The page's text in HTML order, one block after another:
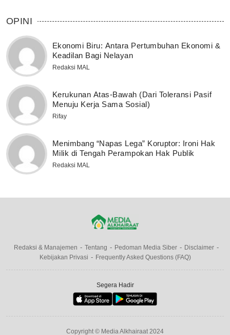
OPINI
Ekonomi Biru: Antara Pertumbuhan Ekonomi &
Keadilan Bagi Nelayan
Redaksi MAL
Kerukunan Atas-Bawah (Dari Toleransi Pasif
Menuju Kerja Sama Sosial)
Rifay
Menimbang “Napas Lega” Koruptor: Ironi Hak
Milik di Tengah Perampokan Hak Publik
Redaksi MAL
Redaksi & Manajemen Tentang Pedoman Media Siber
Disclaimer
Kebijakan Privasi
Frequently Asked Questions (FAQ)
Segera Hadir
Copyright © Media Alkhairaat 2024